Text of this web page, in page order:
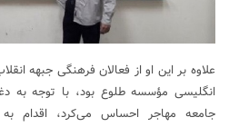
علاوه بر این او از فعالان فرهنگی جبهه
انگلیسی مؤسسه طلوع بود، با توجه به
جامعه مهاجر احساس می‌کرد، اقدام